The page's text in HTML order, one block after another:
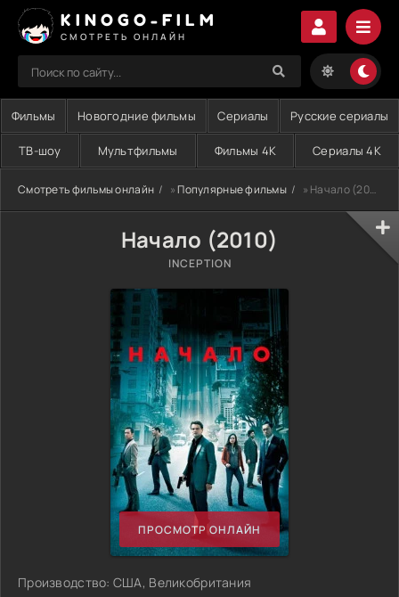
KINOGO-FILM
СМОТРЕТЬ ОНЛАЙН
Фильмы Новогодние фильмы Сериалы Русские сериалы
ТВ-шоу Мультфильмы Фильмы 4K Сериалы 4K
Смотреть фильмы онлайн »Популярные фильмы » Начало (2010)
Начало (2010)
INCEPTION
ПРОСМОТР ОНЛАЙН
Производство: США, Великобритания